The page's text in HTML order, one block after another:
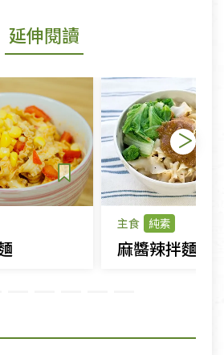
延伸閱讀
主食 純素
麻醬辣拌麵